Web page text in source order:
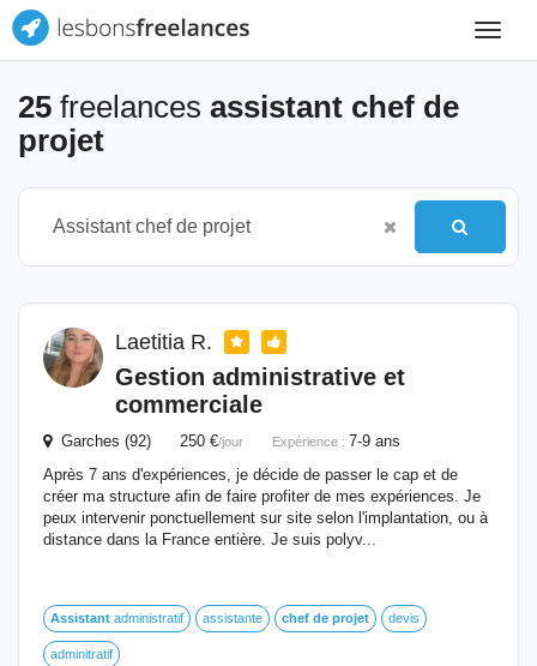
Toggle
25 freelances assistant chef de
projet
Laetitia R.
Gestion administrative et
commerciale
Garches (92) 250 €/jour Expérience : 7-9 ans
Après 7 ans d'expériences, je décide de passer le cap et de
créer ma structure afin de faire profiter de mes expériences. Je
peux intervenir ponctuellement sur site selon l'implantation, ou à
distance dans la France entière. Je suis polyv...
Assistant administratif assistante chef de projet devis
adminitratif